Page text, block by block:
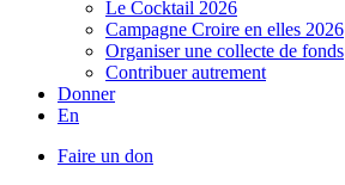
Le Cocktail 2026
Campagne Croire en elles 2026
Organiser une collecte de fonds
Contribuer autrement
Donner
En
Faire un don